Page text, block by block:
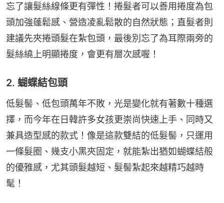
忘了讓髮絲線條更有彈性！捲髮者可以善用捲度為包
頭加強蓬鬆感、營造凌亂鬆散的自然狀態；直髮者則
建議先夾捲頭髮在紮包頭，最後別忘了為耳際兩旁的
髮絲繞上明顯捲度，會更有層次感喔！
2. 蝴蝶結包頭
低髮髻、低包頭萬年不敗，光是變化就有著數十種選
擇，而今年在日韓許多女孩更崇尚快速上手、同時又
兼具造型感的款式！像是這款雙結的低髮髻，只運用
一條髮圈、幾支小黑夾固定，就能紮出猶如蝴蝶結般
的優雅感，尤其頭髮越短、髮髻紮起來越精巧越時
髦！